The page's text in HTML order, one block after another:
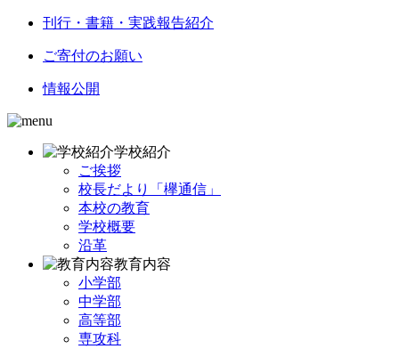
刊行・書籍・実践報告紹介
ご寄付のお願い
情報公開
学校紹介
ご挨拶
校長だより「欅通信」
本校の教育
学校概要
沿革
教育内容
小学部
中学部
高等部
専攻科